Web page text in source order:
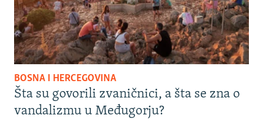
BOSNA I HERCEGOVINA
Šta su govorili zvaničnici, a šta se zna o
vandalizmu u Međugorju?